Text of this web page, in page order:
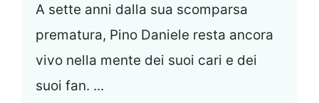
A sette anni dalla sua scomparsa
prematura, Pino Daniele resta ancora
vivo nella mente dei suoi cari e dei
suoi fan. ...